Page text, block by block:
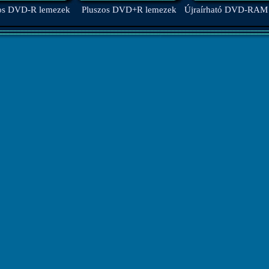
DVD-R lemezek Pluszos DVD+R lemezek Újraírható DVD-RAM